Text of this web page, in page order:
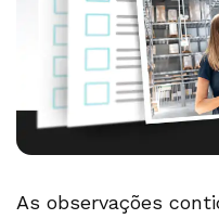
As observações